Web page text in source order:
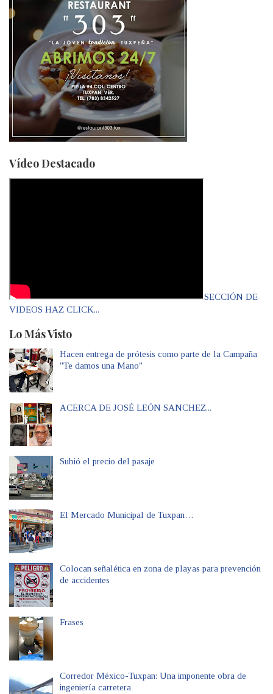
Vídeo Destacado
SECCIÓN DE
VIDEOS HAZ CLICK...
Lo Más Visto
Hacen entrega de prótesis como parte de la Campaña
"Te damos una Mano"
ACERCA DE JOSÉ LEÓN SANCHEZ...
Subió el precio del pasaje
El Mercado Municipal de Tuxpan…
Colocan señalética en zona de playas para prevención
de accidentes
Frases
Corredor México-Tuxpan: Una imponente obra de
ingeniería carretera